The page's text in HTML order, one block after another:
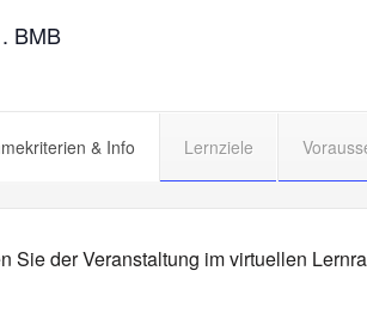
BMB
& Info Lernziele
Sie der Veranstaltung im virtuellen